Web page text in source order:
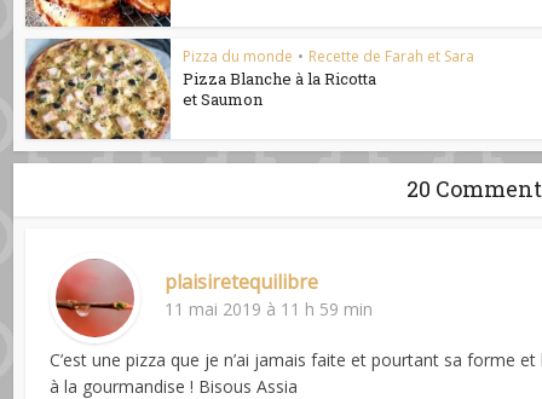
Pizza du monde • Recette de Farah et Sara
Pizza Blanche à la Ricotta
et Saumon
20
plaisiretequilibre
11 mai 2019 à 11 h 59 min
C’est une pizza que je n’ai jamais faite et pourtant sa forme
à la gourmandise ! Bisous Assia